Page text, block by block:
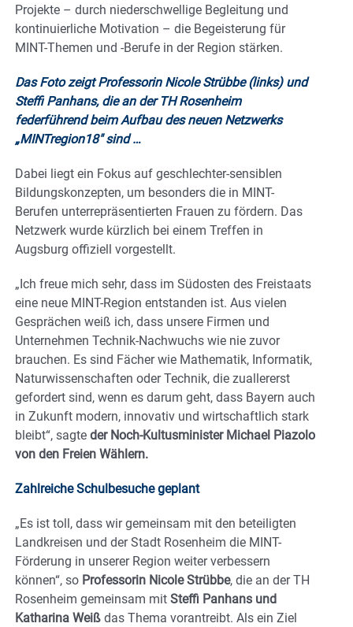
Projekte – durch niederschwellige Begleitung und
kontinuierliche Motivation – die Begeisterung für
MINT-Themen und -Berufe in der Region stärken.
Das Foto zeigt Professorin Nicole Strübbe (links) und
Steffi Panhans, die an der TH Rosenheim
federführend beim Aufbau des neuen Netzwerks
„MINTregion18″ sind …
Dabei liegt ein Fokus auf geschlechter-sensiblen
Bildungskonzepten, um besonders die in MINT-
Berufen unterrepräsentierten Frauen zu fördern. Das
Netzwerk wurde kürzlich bei einem Treffen in
Augsburg offiziell vorgestellt.
„Ich freue mich sehr, dass im Südosten des Freistaats
eine neue MINT-Region entstanden ist. Aus vielen
Gesprächen weiß ich, dass unsere Firmen und
Unternehmen Technik-Nachwuchs wie nie zuvor
brauchen. Es sind Fächer wie Mathematik, Informatik,
Naturwissenschaften oder Technik, die zuallererst
gefordert sind, wenn es darum geht, dass Bayern auch
in Zukunft modern, innovativ und wirtschaftlich stark
bleibt“, sagte der Noch-Kultusminister Michael Piazolo
von den Freien Wählern.
Zahlreiche Schulbesuche geplant
„Es ist toll, dass wir gemeinsam mit den beteiligten
Landkreisen und der Stadt Rosenheim die MINT-
Förderung in unserer Region weiter verbessern
können“, so Professorin Nicole Strübbe, die an der TH
Rosenheim gemeinsam mit Steffi Panhans und
Katharina Weiß das Thema vorantreibt. Als ein Ziel